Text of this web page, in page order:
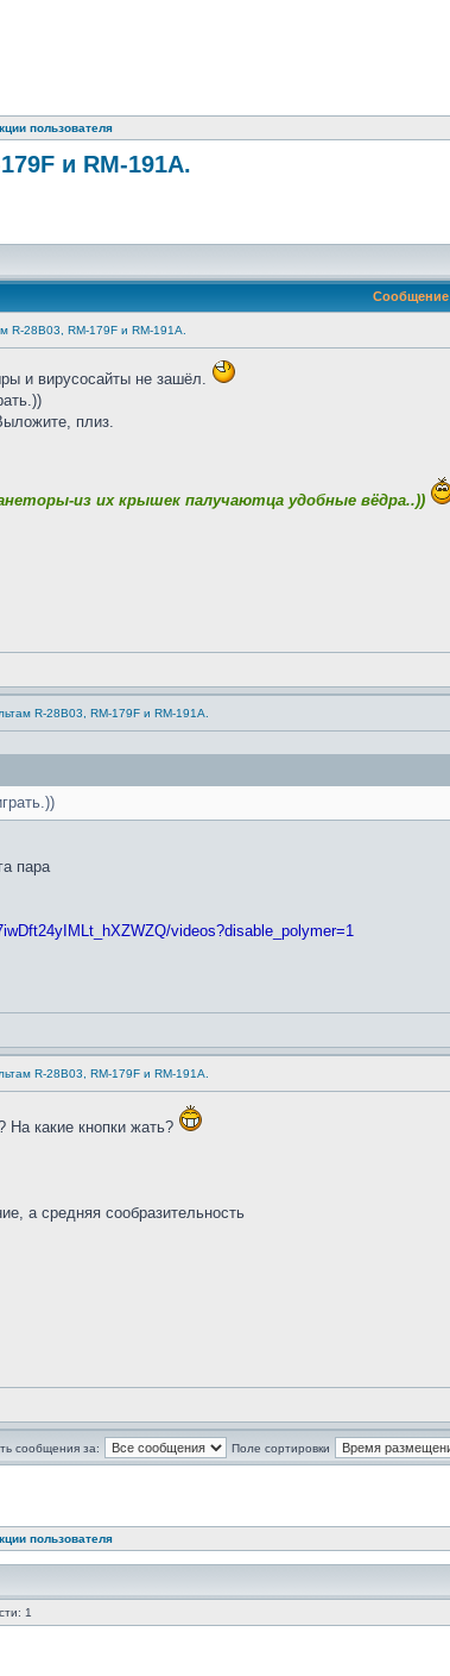
пользователя
и RM-191A.
Сообщение
R-28B03, RM-179F и RM-191A.
и вирусосайты не зашёл.
плиз.
из их крышек палучаютца удобные вёдра..))
R-28B03, RM-179F и RM-191A.
пара
videos?disable_polymer=1
R-28B03, RM-179F и RM-191A.
какие кнопки жать?
а средняя сообразительность
сообщения за: Поле сортировки
пользователя
1